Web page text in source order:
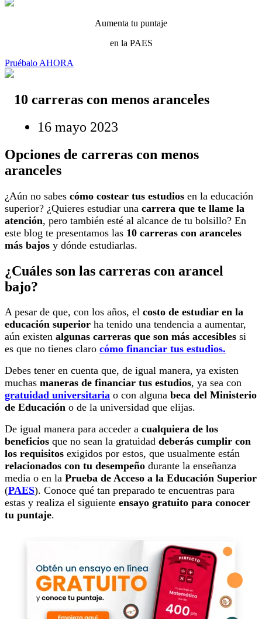
Aumenta tu puntaje
en la PAES
Pruébalo AHORA
10 carreras con menos aranceles
16 mayo 2023
Opciones de carreras con menos
aranceles
¿Aún no sabes cómo costear tus estudios en la educación
superior? ¿Quieres estudiar una carrera que te llame la
atención, pero también esté al alcance de tu bolsillo? En
este blog te presentamos las 10 carreras con aranceles
más bajos y dónde estudiarlas.
¿Cuáles son las carreras con arancel
bajo?
A pesar de que, con los años, el costo de estudiar en la
educación superior ha tenido una tendencia a aumentar,
aún existen algunas carreras que son más accesibles si
es que no tienes claro cómo financiar tus estudios.
Debes tener en cuenta que, de igual manera, ya existen
muchas maneras de financiar tus estudios, ya sea con
gratuidad universitaria o con alguna beca del Ministerio
de Educación o de la universidad que elijas.
De igual manera para acceder a cualquiera de los
beneficios que no sean la gratuidad deberás cumplir con
los requisitos exigidos por estos, que usualmente están
relacionados con tu desempeño durante la enseñanza
media o en la Prueba de Acceso a la Educación Superior
(PAES). Conoce qué tan preparado te encuentras para
estas y realiza el siguiente ensayo gratuito para conocer
tu puntaje.